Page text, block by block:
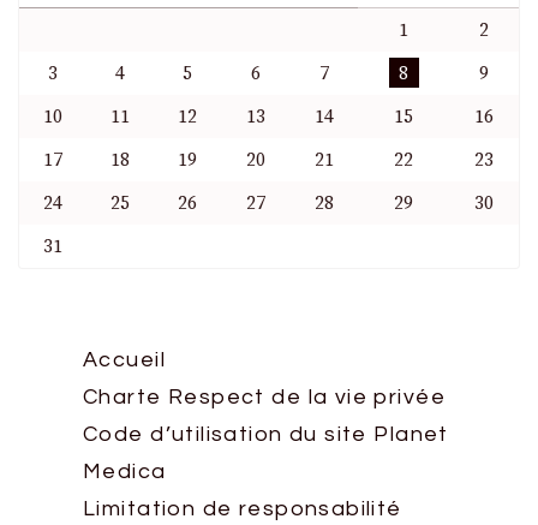
1
2
3
4 5 6 7 8
9
10
11 12 13 14 15
16
17
18 19 20 21 22
23
24
25 26 27 28 29
30
31
Accueil
Charte Respect de la vie privée
Code d’utilisation du site Planet
Medica
Limitation de responsabilité